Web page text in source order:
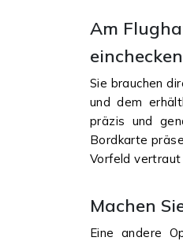
Am
Sie brauchen
und dem
präzis und
Bordkarte
Vorfeld vertraut
Machen
Eine andere